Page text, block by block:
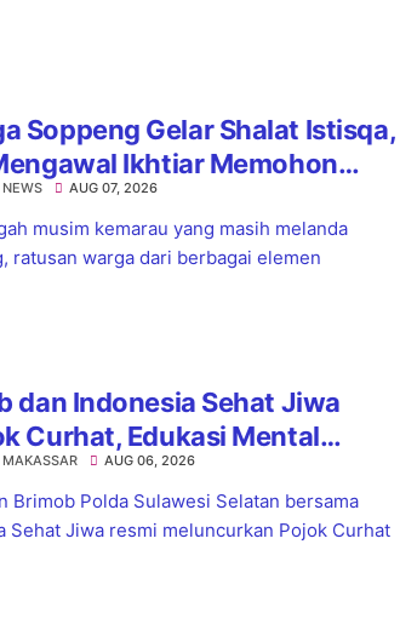
Soppeng Gelar Shalat Istisqa,
Ikhtiar Memohon
NEWS AUG 07, 2026
musim kemarau yang masih melanda
ratusan warga dari berbagai elemen
dan Indonesia Sehat Jiwa
Curhat, Edukasi Mental
MAKASSAR AUG 06, 2026
Brimob Polda Sulawesi Selatan bersama
Sehat Jiwa resmi meluncurkan Pojok Curhat